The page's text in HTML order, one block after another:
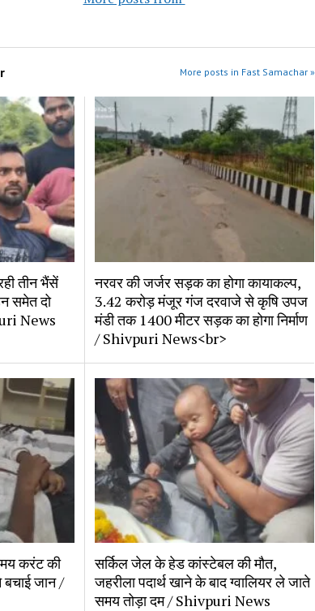
More posts in Fast Samachar »
तीन भैंसें
समेत दो
News
नरवर की जर्जर सड़क का होगा कायाकल्प,
3.42 करोड़ मंजूर गंज दरवाजे से कृषि उपज
मंडी तक 1400 मीटर सड़क का होगा निर्माण
/ Shivpuri News<br>
करंट की
जान /
सर्किल जेल के हेड कांस्टेबल की मौत,
जहरीला पदार्थ खाने के बाद ग्वालियर ले जाते
समय तोड़ा दम / Shivpuri News